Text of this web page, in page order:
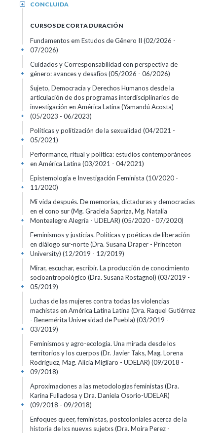
CONCLUIDA
+
CURSOS DE CORTA DURACIÓN
Fundamentos em Estudos de Gênero II (02/2026 -
07/2026)
+
Cuidados y Corresponsabilidad con perspectiva de
género: avances y desafíos(05/2026 - 06/2026)
+
Sujeto, Democracia y Derechos Humanos desde la
articulación de dos programas interdisciplinarios de
investigación en América Latina (Yamandú Acosta)
(05/2023 - 06/2023)
+
Políticas y politización de la sexualidad (04/2021 -
05/2021)
+
Performance, ritual y política: estudios contemporáneos
en América Latina (03/2021 - 04/2021)
+
Epistemología e Investigación Feminista (10/2020 -
11/2020)
+
Mi vida después. De memorias, dictaduras y democracias
en el cono sur (Mg. Graciela Sapriza, Mg. Natalia
Montealegre Alegría - UDELAR) (05/2020 - 07/2020)
+
Feminismos y justicias. Políticas y poéticas de liberación
en diálogo sur-norte (Dra. Susana Draper - Princeton
University) (12/2019 - 12/2019)
+
Mirar, escuchar, escribir. La producción de conocimiento
socioantropológico (Dra. Susana Rostagnol) (03/2019 -
05/2019)
+
Luchas de las mujeres contra todas las violencias
machistas en América Latina Latina (Dra. Raquel Gutiérrez
- Benemérita Universidad de Puebla) (03/2019 -
03/2019)
+
Feminismos y agro-ecología. Una mirada desde los
territorios y los cuerpos (Dr. Javier Taks, Mag. Lorena
Rodriguez, Mag. Alicia Migliaro - UDELAR) (09/2018 -
09/2018)
+
Aproximaciones a las metodologías feministas (Dra.
Karina Fulladosa y Dra. Daniela Osorio-UDELAR)
(09/2018 - 09/2018)
+
Enfoques queer, feministas, postcoloniales acerca de la
historia de lxs nuevxs sujetxs (Dra. Moira Perez -